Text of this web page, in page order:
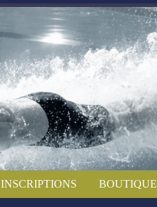
INSCRIPTIONS BOUTIQUE